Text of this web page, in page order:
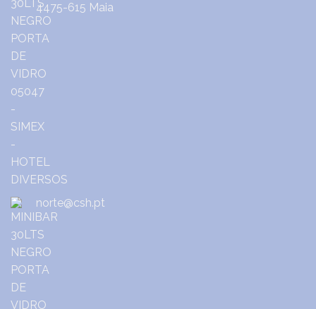
4475-615 Maia
norte@csh.pt